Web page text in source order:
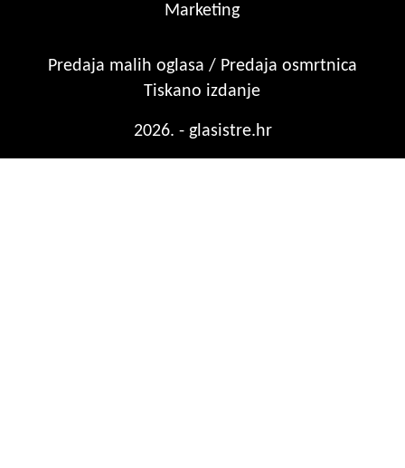
Marketing
Predaja malih oglasa / Predaja osmrtnica
Tiskano izdanje
2026. - glasistre.hr